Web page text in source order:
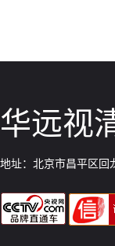
华远视
地址：北京市昌平区回